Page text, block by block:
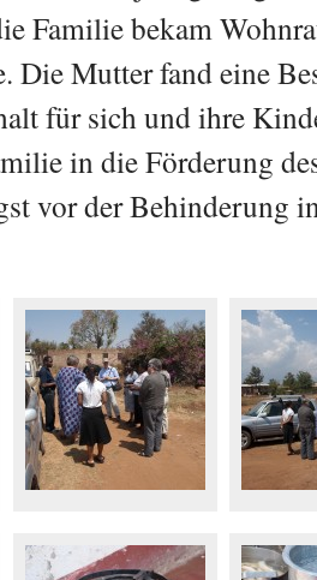
Familie bekam
Die Mutter fand eine
für sich und ihre
in die Förderung
vor der Behinderung